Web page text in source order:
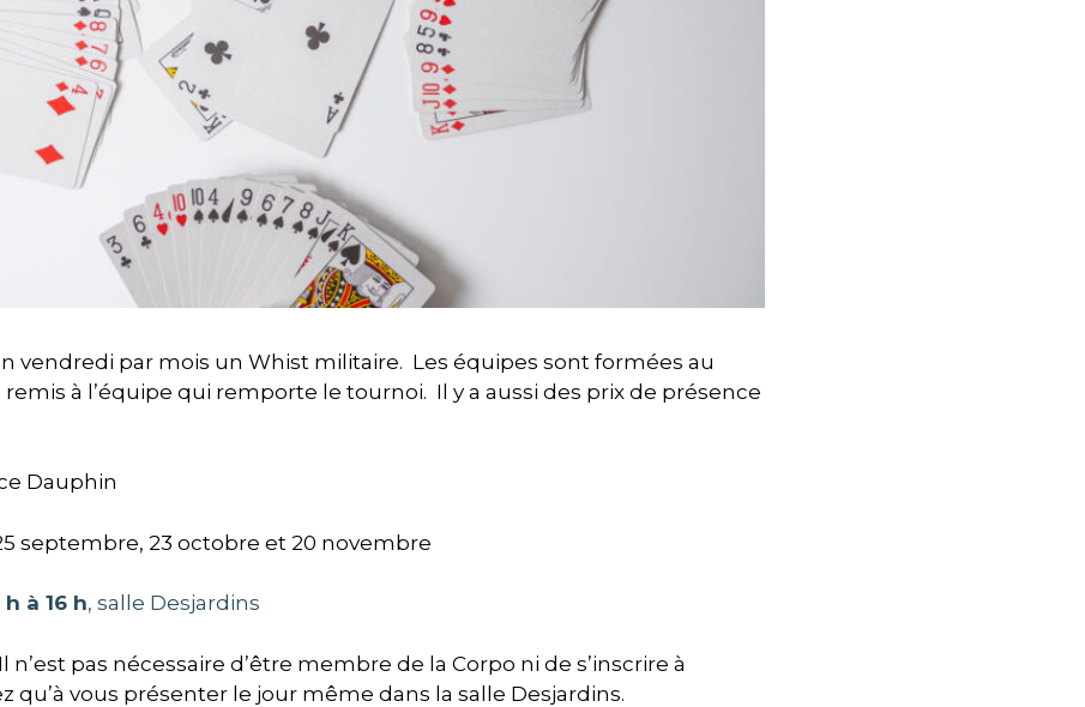
vendredi par mois un Whist militaire. Les équipes sont formées au
remis à l’équipe qui remporte le tournoi. Il y a aussi des prix de présence
Dauphin
septembre, 23 octobre et 20 novembre
h à 16 h, salle Desjardins
n’est pas nécessaire d’être membre de la Corpo ni de s’inscrire à
qu’à vous présenter le jour même dans la salle Desjardins.